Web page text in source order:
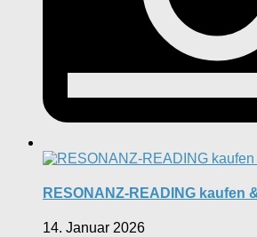
RESONANZ-READING kaufen
14. Januar 2026